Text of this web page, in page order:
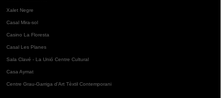
Xalet Negre
Casal Mira-sol
Casino La Floresta
Casal Les Planes
Sala Clavé - La Unió Centre Cultural
Casa Aymat
Centre Grau-Garriga d'Art Tèxtil Contemporani